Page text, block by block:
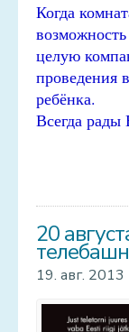
Когда
целую
проведения
ребёнка.
Всегда рады
20
19. авг. 2013